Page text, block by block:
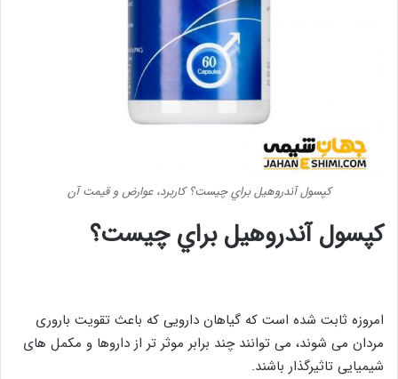
کپسول آندروهيل براي چيست؟ کاربرد، عوارض و قيمت آن
کپسول آندروهيل براي چيست؟
امروزه ثابت شده است که گیاهان دارویی که باعث تقویت باروری
مردان می شوند، می توانند چند برابر موثر تر از داروها و مکمل های
شیمیایی تاثیرگذار باشند.